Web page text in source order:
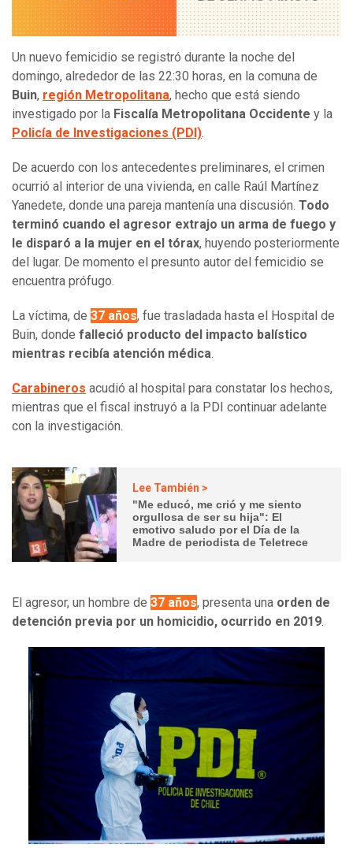
Un nuevo femicidio se registró durante la noche del
domingo, alrededor de las 22:30 horas, en la comuna de
Buin, región Metropolitana, hecho que está siendo
investigado por la Fiscalía Metropolitana Occidente y la
Policía de Investigaciones (PDI).
De acuerdo con los antecedentes preliminares, el crimen
ocurrió al interior de una vivienda, en calle Raúl Martínez
Yanedete, donde una pareja mantenía una discusión. Todo
terminó cuando el agresor extrajo un arma de fuego y
le disparó a la mujer en el tórax, huyendo posteriormente
del lugar. De momento el presunto autor del femicidio se
encuentra prófugo.
La víctima, de 37 años, fue trasladada hasta el Hospital de
Buin, donde falleció producto del impacto balístico
mientras recibía atención médica.
Carabineros acudió al hospital para constatar los hechos,
mientras que el fiscal instruyó a la PDI continuar adelante
con la investigación.
Lee También >
"Me educó, me crió y me siento
orgullosa de ser su hija": El
emotivo saludo por el Día de la
Madre de periodista de Teletrece
El agresor, un hombre de 37 años, presenta una orden de
detención previa por un homicidio, ocurrido en 2019.